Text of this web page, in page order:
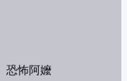
恐怖阿嬤